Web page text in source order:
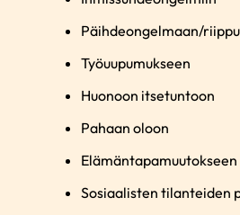
Päihdeongelmaan/
Työuupumukseen
Huonoon itsetuntoon
Pahaan oloon
Elämäntapamuutokseen
Sosiaalisten tilanteiden